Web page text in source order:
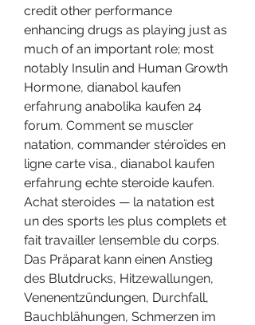
credit other performance
enhancing drugs as playing just as
much of an important role; most
notably Insulin and Human Growth
Hormone, dianabol kaufen
erfahrung anabolika kaufen 24
forum. Comment se muscler
natation, commander stéroïdes en
ligne carte visa., dianabol kaufen
erfahrung echte steroide kaufen.
Achat steroides — la natation est
un des sports les plus complets et
fait travailler lensemble du corps.
Das Präparat kann einen Anstieg
des Blutdrucks, Hitzewallungen,
Venenentzündungen, Durchfall,
Bauchblähungen, Schmerzen im